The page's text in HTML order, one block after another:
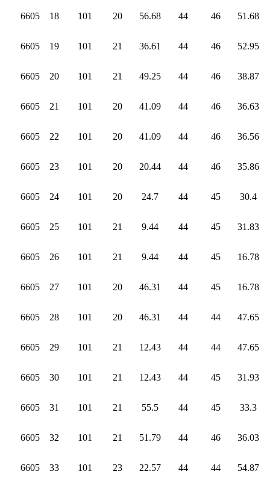
6605 18 101 20 56.68 44 46 51.68
6605 19 101 21 36.61 44 46 52.95
6605 20 101 21 49.25 44 46 38.87
6605 21 101 20 41.09 44 46 36.63
6605 22 101 20 41.09 44 46 36.56
6605 23 101 20 20.44 44 46 35.86
6605 24 101 20 24.7 44 45 30.4
6605 25 101 21 9.44 44 45 31.83
6605 26 101 21 9.44 44 45 16.78
6605 27 101 20 46.31 44 45 16.78
6605 28 101 20 46.31 44 44 47.65
6605 29 101 21 12.43 44 44 47.65
6605 30 101 21 12.43 44 45 31.93
6605 31 101 21 55.5 44 45 33.3
6605 32 101 21 51.79 44 46 36.03
6605 33 101 23 22.57 44 44 54.87